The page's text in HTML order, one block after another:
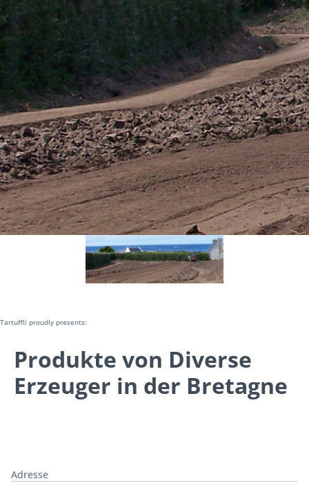
Tartuffli proudly presents:
Produkte von Diverse
Erzeuger in der Bretagne
Adresse